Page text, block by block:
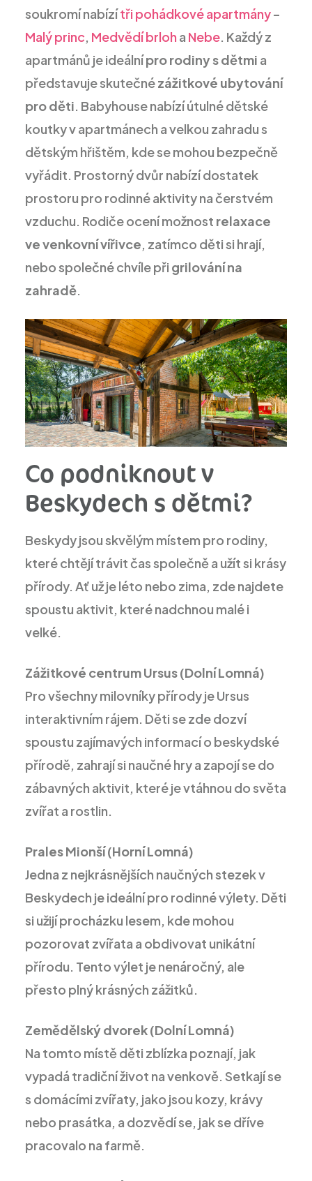
soukromí nabízítři pohádkové apartmány–
Malý princ, Medvědí brloh a Nebe. Každý z
apartmánů je ideálnípro rodiny s dětmi a
představuje skutečnézážitkové ubytování
pro děti. Babyhouse nabízí útulné dětské
koutky v apartmánech a velkou zahradu s
dětským hřištěm, kde se mohou bezpečně
vyřádit. Prostorný dvůr nabízí dostatek
prostoru pro rodinné aktivity na čerstvém
vzduchu. Rodiče ocení možnost relaxace
ve venkovní vířivce, zatímco děti si hrají,
nebo společné chvíle při grilování na
zahradě.
Co podniknout v
Beskydech s dětmi?
Beskydy jsou skvělým místem pro rodiny,
které chtějí trávit čas společně a užít si krásy
přírody. Ať už je léto nebo zima, zde najdete
spoustu aktivit, které nadchnou malé i
velké.
Zážitkové centrum Ursus (Dolní Lomná)
Pro všechny milovníky přírody je Ursus
interaktivním rájem. Děti se zde dozví
spoustu zajímavých informací o beskydské
přírodě, zahrají si naučné hry a zapojí se do
zábavných aktivit, které je vtáhnou do světa
zvířat a rostlin.
Prales Mionší (Horní Lomná)
Jedna z nejkrásnějších naučných stezek v
Beskydech je ideální pro rodinné výlety. Děti
si užijí procházku lesem, kde mohou
pozorovat zvířata a obdivovat unikátní
přírodu. Tento výlet je nenáročný, ale
přesto plný krásných zážitků.
Zemědělský dvorek (Dolní Lomná)
Na tomto místě děti zblízka poznají, jak
vypadá tradiční život na venkově. Setkají se
s domácími zvířaty, jako jsou kozy, krávy
nebo prasátka, a dozvědí se, jak se dříve
pracovalo na farmě.